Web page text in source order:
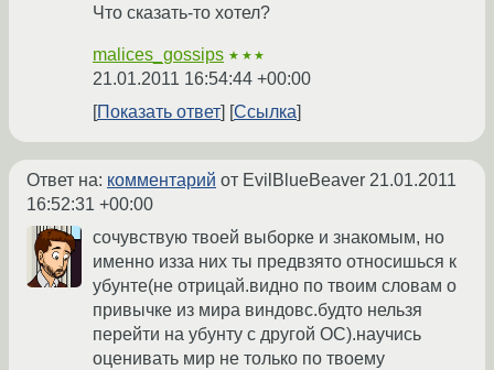
Что сказать-то хотел?
malices_gossips ★★★
21.01.2011 16:54:44 +00:00
Показать ответ
Ссылка
Ответ на: комментарий от EvilBlueBeaver 21.01.2011
16:52:31 +00:00
сочувствую твоей выборке и знакомым, но
именно изза них ты предвзято относишься к
убунте(не отрицай.видно по твоим словам о
привычке из мира виндовс.будто нельзя
перейти на убунту с другой ОС).научись
оценивать мир не только по твоему